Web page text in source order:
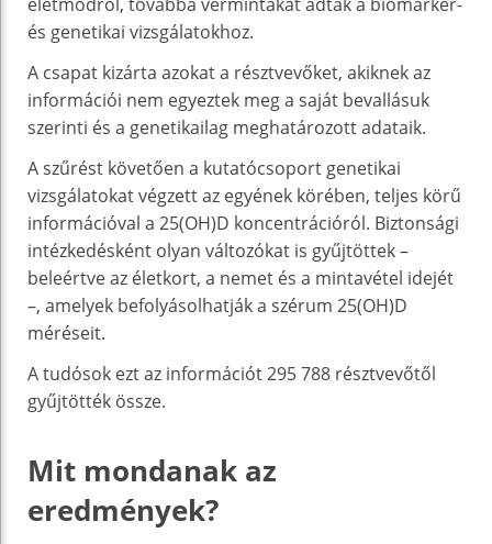
és genetikai vizsgálatokhoz.
A csapat kizárta azokat a résztvevőket, akiknek az
információi nem egyeztek meg a saját bevallásuk
szerinti és a genetikailag meghatározott adataik.
A szűrést követően a kutatócsoport genetikai
vizsgálatokat végzett az egyének körében, teljes körű
információval a 25(OH)D koncentrációról. Biztonsági
intézkedésként olyan változókat is gyűjtöttek –
beleértve az életkort, a nemet és a mintavétel idejét
–, amelyek befolyásolhatják a szérum 25(OH)D
méréseit.
A tudósok ezt az információt 295 788 résztvevőtől
gyűjtötték össze.
Mit mondanak az
eredmények?